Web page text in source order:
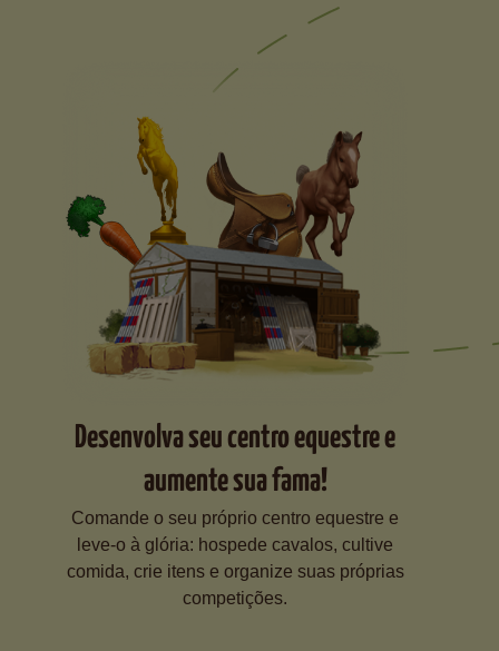
Desenvolva seu centro equestre e
aumente sua fama!
Comande o seu próprio centro equestre e
leve-o à glória: hospede cavalos, cultive
comida, crie itens e organize suas próprias
competições.